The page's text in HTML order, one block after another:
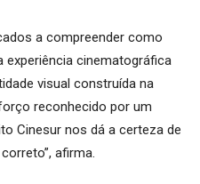
a compreender como
cinematográfica
visual construída na
reconhecido por um
Cinesur nos dá a certeza de
afirma.